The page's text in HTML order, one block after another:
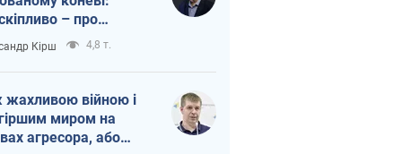
– про
Україні
Кірш 4,8 т.
жахливою війною і
миром на
агресора, або